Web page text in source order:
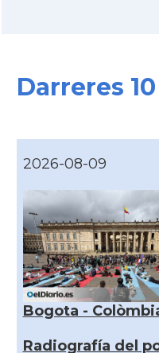
Darreres
2026-08-09
Bogota -
Radiografía del